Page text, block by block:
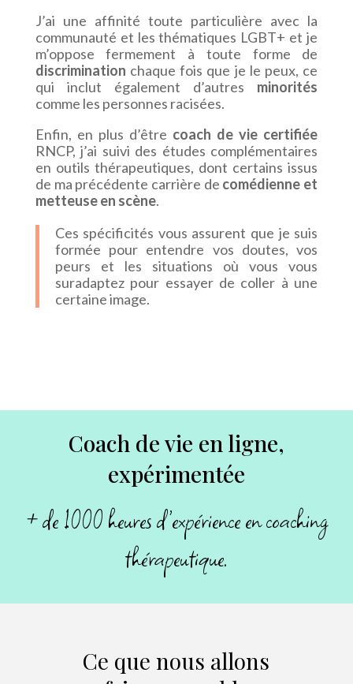
J’ai une affinité toute particulière avec la
communauté et les thématiques LGBT+ et je
m’oppose fermement à toute forme de
discrimination chaque fois que je le peux, ce
qui inclut également d’autres minorités
comme les personnes racisées.
Enfin, en plus d’être coach de vie certifiée
RNCP, j’ai suivi des études complémentaires
en outils thérapeutiques, dont certains issus
de ma précédente carrière de comédienne et
metteuse en scène.
Ces spécificités vous assurent que je suis
formée pour entendre vos doutes, vos
peurs et les situations où vous vous
suradaptez pour essayer de coller à une
certaine image.
Coach de vie en ligne,
expérimentée
+ de 1000 heures d’expérience en coaching
thérapeutique.
Ce que nous allons